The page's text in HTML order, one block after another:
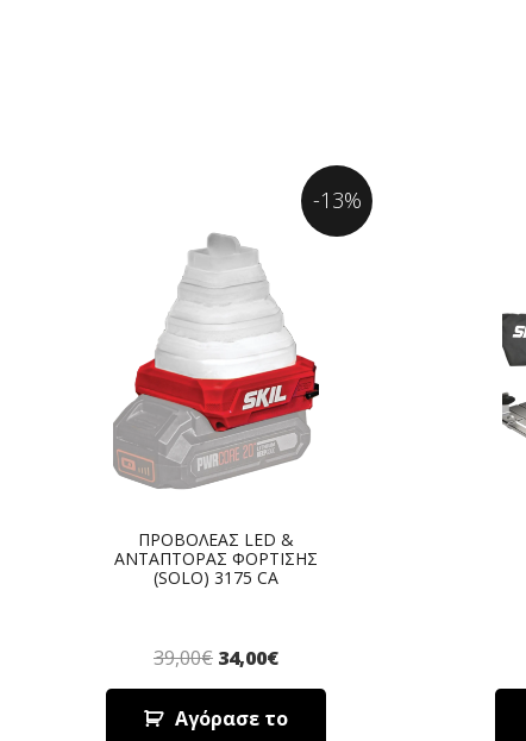
ΠΡΟΒΟΛΕΑΣ LED &
ΑΝΤΑΠΤΟΡΑΣ ΦΟΡΤΙΣΗΣ
(SOLO) 3175 CA
39,00€ 34,00€
Αγόρασε το
-13%